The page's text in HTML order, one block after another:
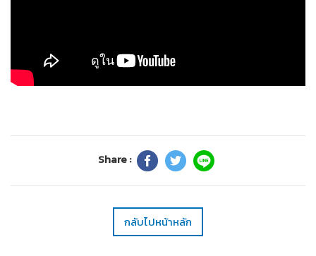
Share :
กลับไปหน้าหลัก